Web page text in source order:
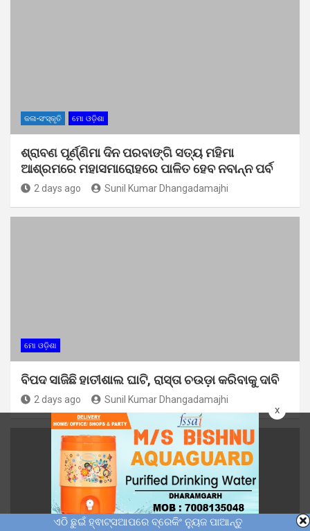
x
କଳା-ସଂସ୍କୃତି ମୋ ଓଡ଼ିଶା
ଶ୍ରାବଣ ପୂର୍ଣ୍ଣିମା ଦିନ ପରବାଙ୍ଗି ସତ୍ୟ ମହିମା
ଆଶ୍ରମରେ ମହାସମାରୋହରେ ପାଳିତ ହେବ ନବାନ୍ନ ପର୍ବ
2 days ago Sunil Kumar Dhangadamajhi
ମୋ ଓଡ଼ିଶା
ବିପଦ ସାଜିଛି ହାତୀଶାଲ ଘାଟି, ରାସ୍ତା ଚଉଡ଼ା କରିବାକୁ ଦାବି
2 days ago Sunil Kumar Dhangadamajhi
ଏଠି ଛୁଇଁ ହ୍ଵାଟ୍ସଆପରେ ବ୍ରେକିଂ ନ୍ୟୁଜ ପାଆନ୍ତୁ